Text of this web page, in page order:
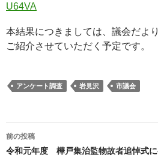
U64VA
本結果につきましては、議会だよ
ご紹介させていただく予定です。
アンケート調査 岩見沢 市議会
稿
前の投稿
令和元年度 樺戸集治監物故者追悼式に